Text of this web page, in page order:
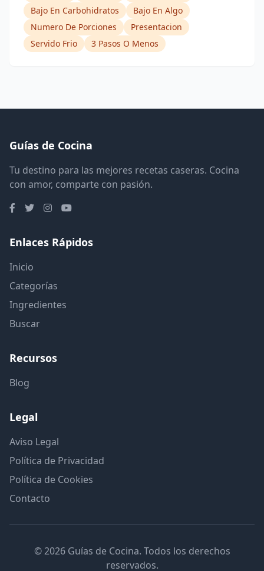
Bajo En Carbohidratos
Bajo En Algo
Numero De Porciones
Presentacion
Servido Frio
3 Pasos O Menos
Guías de Cocina
Tu destino para las mejores recetas caseras. Cocina
con amor, comparte con pasión.
Enlaces Rápidos
Inicio
Categorías
Ingredientes
Buscar
Recursos
Blog
Legal
Aviso Legal
Política de Privacidad
Política de Cookies
Contacto
© 2026 Guías de Cocina. Todos los derechos
reservados.